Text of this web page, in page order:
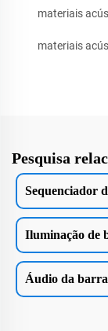
materiais
materiais
Pesquisa
Sequenciador
Iluminação de
Áudio da